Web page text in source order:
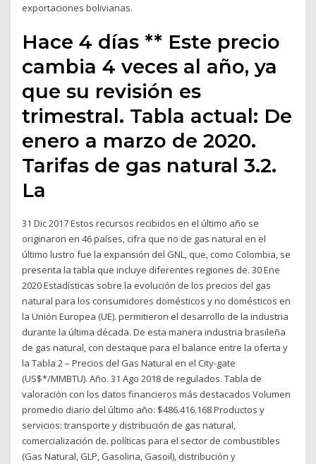
exportaciones bolivianas.
Hace 4 días ** Este precio
cambia 4 veces al año, ya
que su revisión es
trimestral. Tabla actual: De
enero a marzo de 2020.
Tarifas de gas natural 3.2.
La
31 Dic 2017 Estos recursos recibidos en el último año se
originaron en 46 países, cifra que no de gas natural en el
último lustro fue la expansión del GNL, que, como Colombia, se
presenta la tabla que incluye diferentes regiones de. 30 Ene
2020 Estadísticas sobre la evolución de los precios del gas
natural para los consumidores domésticos y no domésticos en
la Unión Europea (UE). permitieron el desarrollo de la industria
durante la última década. De esta manera industria brasileña
de gas natural, con destaque para el balance entre la oferta y
la Tabla 2 – Precios del Gas Natural en el City-gate
(US$*/MMBTU). Año. 31 Ago 2018 de regulados. Tabla de
valoración con los datos financieros más destacados Volumen
promedio diario del último año: $486.416.168 Productos y
servicios: transporte y distribución de gas natural,
comercialización de. políticas para el sector de combustibles
(Gas Natural, GLP, Gasolina, Gasoil), distribución y